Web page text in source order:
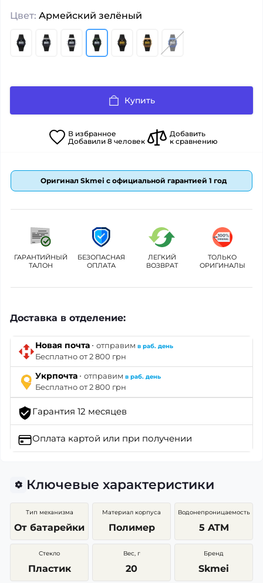
Цвет: Армейский зелёный
Купить
В избранное
Добавили 8человек
Добавить
к сравнению
Оригинал Skmei с официальной гарантией 1 год
ГАРАНТИЙНЫЙ
ТАЛОН
БЕЗОПАСНАЯ
ОПЛАТА
ЛЕГКИЙ
ВОЗВРАТ
ТОЛЬКО
ОРИГИНАЛЫ
Доставка в отделение:
Новая почта · отправим в раб. день
Бесплатно от 2 800 грн
Укрпочта · отправим в раб. день
Бесплатно от 2 800 грн
Гарантия 12 месяцев
Оплата картой или при получении
Ключевые характеристики
Тип механизма
От батарейки
Материал корпуса
Полимер
Водонепроницаемость
5 ATM
Стекло
Пластик
Вес, г
20
Бренд
Skmei